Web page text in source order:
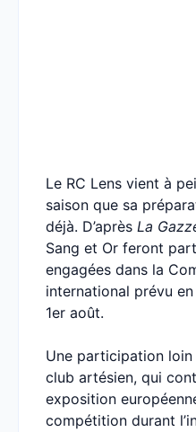
Le RC Lens vient à
saison que sa
déjà. D’après La
Sang et Or feront
engagées dans la
international prévu
1er août.
Une participation loin
club artésien, qui
exposition
compétition durant